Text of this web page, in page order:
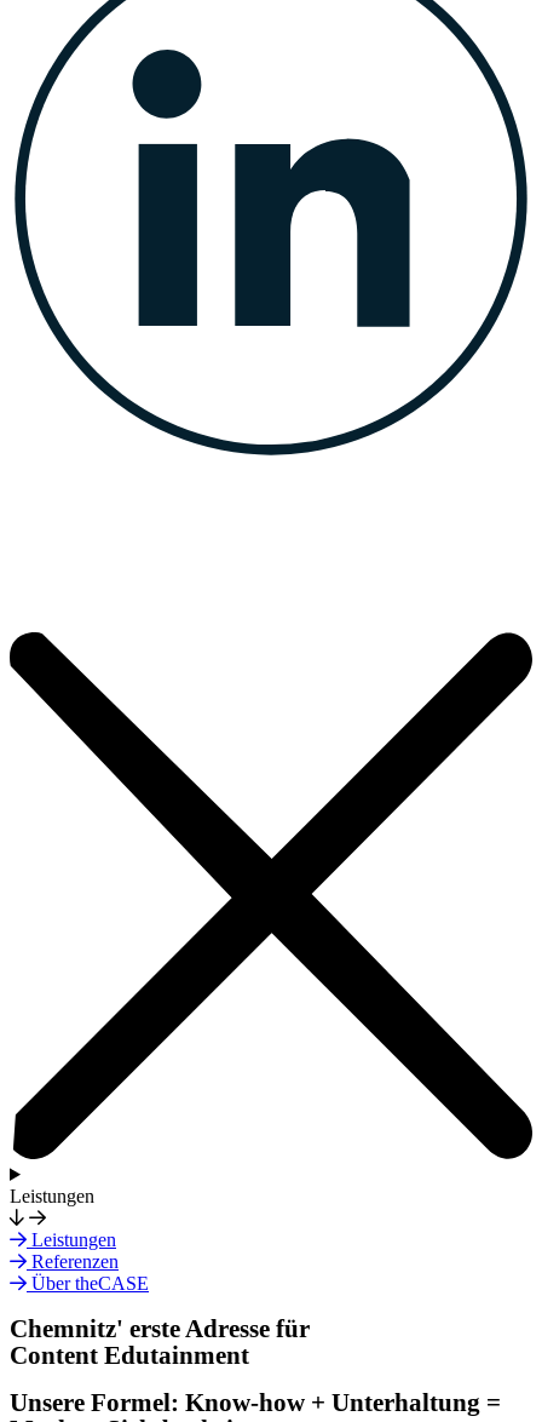
Leistungen
Leistungen
Referenzen
Über theCASE
Chemnitz' erste Adresse für
Content Edutainment
Unsere Formel: Know-how + Unterhaltung =